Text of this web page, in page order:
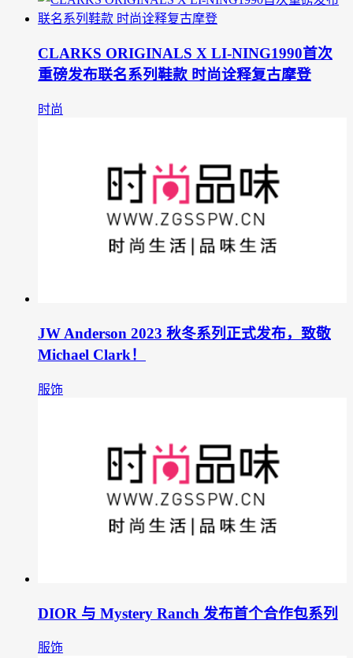
CLARKS ORIGINALS X LI-NING1990首次
重磅发布联名系列鞋款 时尚诠释复古摩登
时尚
JW Anderson 2023 秋冬系列正式发布，致敬
Michael Clark！
服饰
DIOR 与 Mystery Ranch 发布首个合作包系列
服饰